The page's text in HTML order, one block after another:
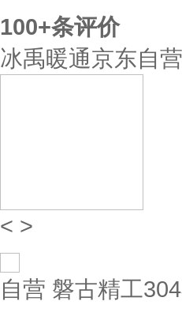
100+条评价
冰禹暖通京东自
< >
自营 磐古精工